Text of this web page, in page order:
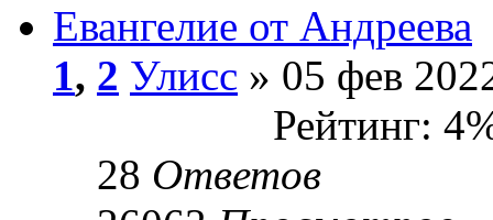
Евангелие от Андреева
1, 2 Улисс » 05 фев
Рейтинг:
28 Ответов